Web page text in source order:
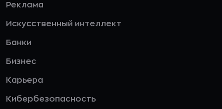
Реклама
Искусственный интеллект
Банки
Бизнес
Карьера
Кибербезопасность